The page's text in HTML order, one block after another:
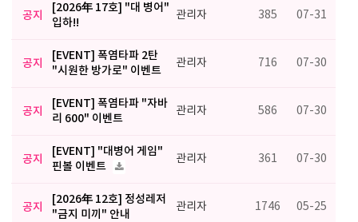
공지
[2026年 17호] "대 병어"
입하!!
관리자 385 07-31
공지
[EVENT] 폭염타파 2탄
"시원한 방가로" 이벤트
관리자 716 07-30
공지
[EVENT] 폭염타파 "자바
리 600" 이벤트
관리자 586 07-30
공지
[EVENT] "대병어 게임"
핀볼 이벤트
관리자 361 07-30
공지
[2026年 12호] 정성레저
"금지 미끼" 안내
관리자 1746 05-25